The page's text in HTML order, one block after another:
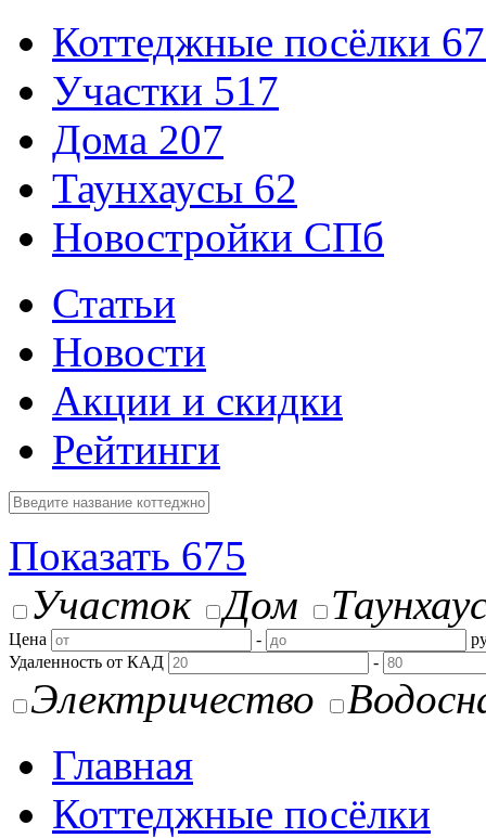
Коттеджные посёлки
Участки 517
Дома 207
Таунхаусы 62
Новостройки СПб
Статьи
Новости
Акции и скидки
Рейтинги
Показать 675
Участок
Дом
Цена -
Удаленность от КАД
-
Электричество
Главная
Коттеджные посёлки